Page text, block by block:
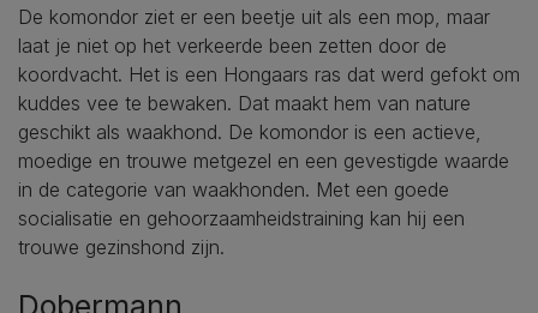
De komondor ziet er een beetje uit als een mop, maar
laat je niet op het verkeerde been zetten door de
koordvacht. Het is een Hongaars ras dat werd gefokt om
kuddes vee te bewaken. Dat maakt hem van nature
geschikt als waakhond. De komondor is een actieve,
moedige en trouwe metgezel en een gevestigde waarde
in de categorie van waakhonden. Met een goede
socialisatie en gehoorzaamheidstraining kan hij een
trouwe gezinshond zijn.
Dobermann